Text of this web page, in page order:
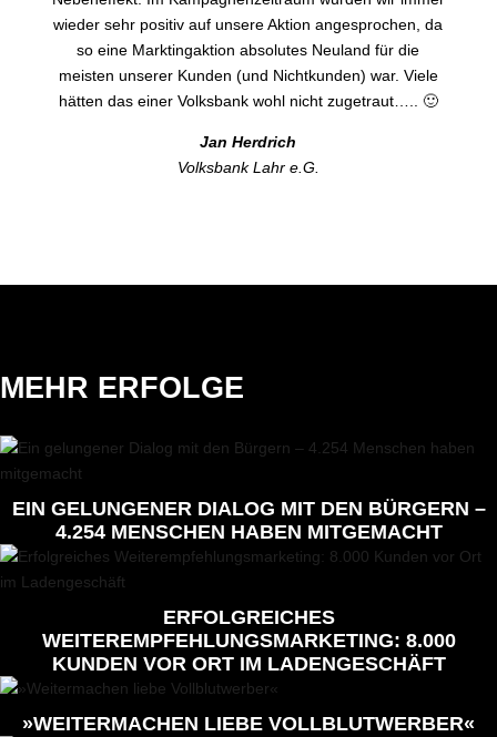
wieder sehr positiv auf unsere Aktion angesprochen, da
so eine Marktingaktion absolutes Neuland für die
meisten unserer Kunden (und Nichtkunden) war. Viele
hätten das einer Volksbank wohl nicht zugetraut….. 🙂
Jan Herdrich
Volksbank Lahr e.G.
MEHR ERFOLGE
EIN GELUNGENER DIALOG MIT DEN BÜRGERN –
4.254 MENSCHEN HABEN MITGEMACHT
ERFOLGREICHES
WEITEREMPFEHLUNGSMARKETING: 8.000
KUNDEN VOR ORT IM LADENGESCHÄFT
»WEITERMACHEN LIEBE VOLLBLUTWERBER«